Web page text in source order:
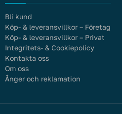
Bli kund
Köp- & leveransvillkor – Företag
Köp- & leveransvillkor – Privat
Integritets- & Cookiepolicy
Kontakta oss
Om oss
Ånger och reklamation